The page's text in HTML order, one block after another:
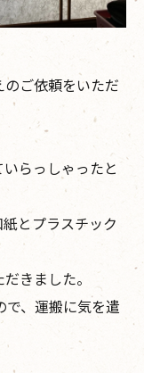
ご依頼をいただ
らっしゃったと
とプラスチック
きました。
、運搬に気を遣